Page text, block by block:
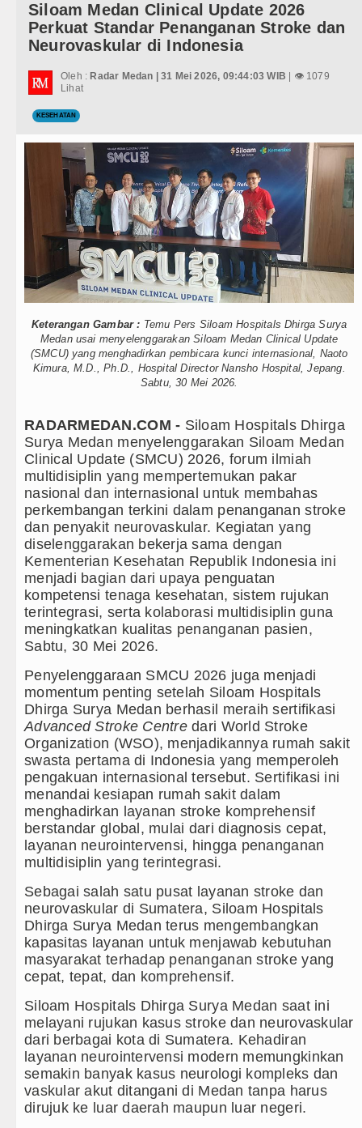
Politik
Hiburan
Olahraga
Teknologi
Internasional
TIPS dan TRIK
+ Lainnya
Video
Kesehatan
Kuliner
Liverpool vs Monaco Laga
Kapolda Sumut Rombak Puluhan
Wabup Deli Serdang Lantik 25
Ketua GRIB Jaya Labuhanbatu
Gubernur Bobby Nasution Minta
Rico Waas : Kemerdekaan Harus
Kurang dari 6 Jam, Polsek Kotarih
Liverpool vs Monaco Laga
Serapan Anggaran Terendah,
Gubernur Bobby Nasution
Kapolda Sumut Rombak Puluhan
Wabup Deli Serdang Lantik 25
Ketua GRIB Jaya Labuhanbatu
Gubernur Bobby Nasution Minta
Rico Waas : Kemerdekaan Harus
Kurang dari 6 Jam, Polsek Kotarih
Liverpool vs Monaco Laga
Manchester City vs Atletico Madrid
Serapan Anggaran Terendah,
Gubernur Bobby Nasution
Kapolda Sumut Rombak Puluhan
Wabup Deli Serdang Lantik 25
Ketua GRIB Jaya Labuhanbatu
Gubernur Bobby Nasution Minta
Siloam Medan Clinical Update 2026
Perkuat Standar Penanganan Stroke dan
Neurovaskular di Indonesia
Oleh : Radar Medan | 31 Mei 2026, 09:44:03 WIB | 👁 1079
Lihat
KESEHATAN
Keterangan Gambar : Temu Pers Siloam Hospitals Dhirga Surya
Medan usai menyelenggarakan Siloam Medan Clinical Update
(SMCU) yang menghadirkan pembicara kunci internasional, Naoto
Kimura, M.D., Ph.D., Hospital Director Nansho Hospital, Jepang.
Sabtu, 30 Mei 2026.
RADARMEDAN.COM - Siloam Hospitals Dhirga
Surya Medan menyelenggarakan Siloam Medan
Clinical Update (SMCU) 2026, forum ilmiah
multidisiplin yang mempertemukan pakar
nasional dan internasional untuk membahas
perkembangan terkini dalam penanganan stroke
dan penyakit neurovaskular. Kegiatan yang
diselenggarakan bekerja sama dengan
Kementerian Kesehatan Republik Indonesia ini
menjadi bagian dari upaya penguatan
kompetensi tenaga kesehatan, sistem rujukan
terintegrasi, serta kolaborasi multidisiplin guna
meningkatkan kualitas penanganan pasien,
Sabtu, 30 Mei 2026.
Penyelenggaraan SMCU 2026 juga menjadi
momentum penting setelah Siloam Hospitals
Dhirga Surya Medan berhasil meraih sertifikasi
Advanced Stroke Centredari World Stroke
Organization (WSO), menjadikannya rumah sakit
swasta pertama di Indonesia yang memperoleh
pengakuan internasional tersebut. Sertifikasi ini
menandai kesiapan rumah sakit dalam
menghadirkan layanan stroke komprehensif
berstandar global, mulai dari diagnosis cepat,
layanan neurointervensi, hingga penanganan
multidisiplin yang terintegrasi.
Sebagai salah satu pusat layanan stroke dan
neurovaskular di Sumatera, Siloam Hospitals
Dhirga Surya Medan terus mengembangkan
kapasitas layanan untuk menjawab kebutuhan
masyarakat terhadap penanganan stroke yang
cepat, tepat, dan komprehensif.
Siloam Hospitals Dhirga Surya Medan saat ini
melayani rujukan kasus stroke dan neurovaskular
dari berbagai kota di Sumatera. Kehadiran
layanan neurointervensi modern memungkinkan
semakin banyak kasus neurologi kompleks dan
vaskular akut ditangani di Medan tanpa harus
dirujuk ke luar daerah maupun luar negeri.